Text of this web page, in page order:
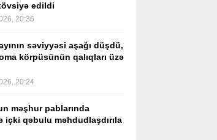
edildi
20:36
səviyyəsi aşağı düşdü,
körpüsünün qalıqları üzə
20:24
məşhur pablarında
içki qəbulu məhdudlaşdırıla